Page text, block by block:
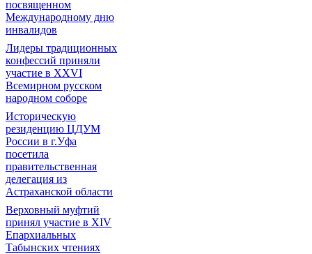
посвященном
Международному дню
инвалидов
Лидеры традиционных
конфессий приняли
участие в XXVI
Всемирном русском
народном соборе
Историческую
резиденцию ЦДУМ
России в г.Уфа
посетила
правительственная
делегация из
Астраханской области
Верховный муфтий
принял участие в ХIV
Епархиальных
Табынских чтениях